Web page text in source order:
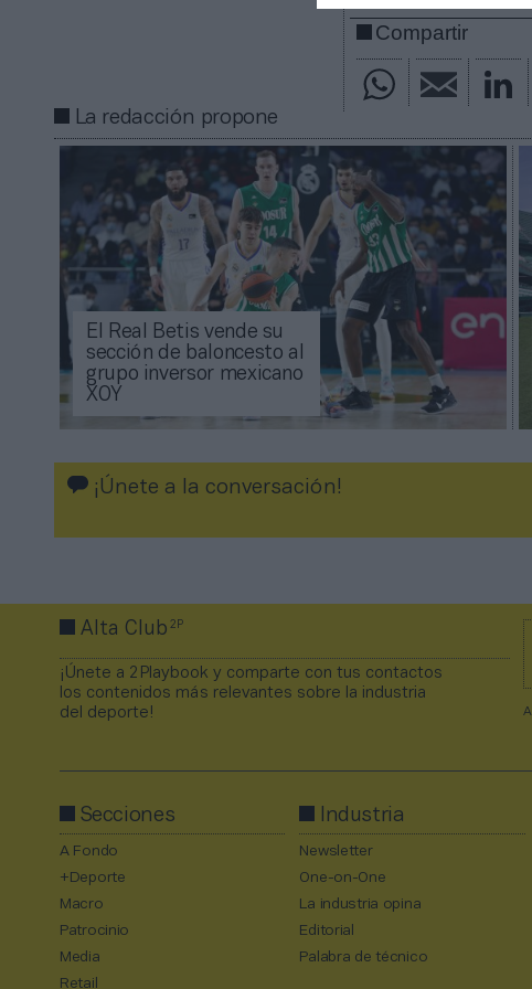
Compartir
La redacción propone
El Real Betis vende su
sección de baloncesto al
grupo inversor mexicano
XOY
¡Únete a la conversación!
Alta Club2P
¡Únete a 2Playbook y comparte con tus contactos
los contenidos más relevantes sobre la industria
del deporte!
Secciones
A Fondo
+Deporte
Macro
Patrocinio
Media
Retail
Industria
Newsletter
One-on-One
La industria opina
Editorial
Palabra de técnico